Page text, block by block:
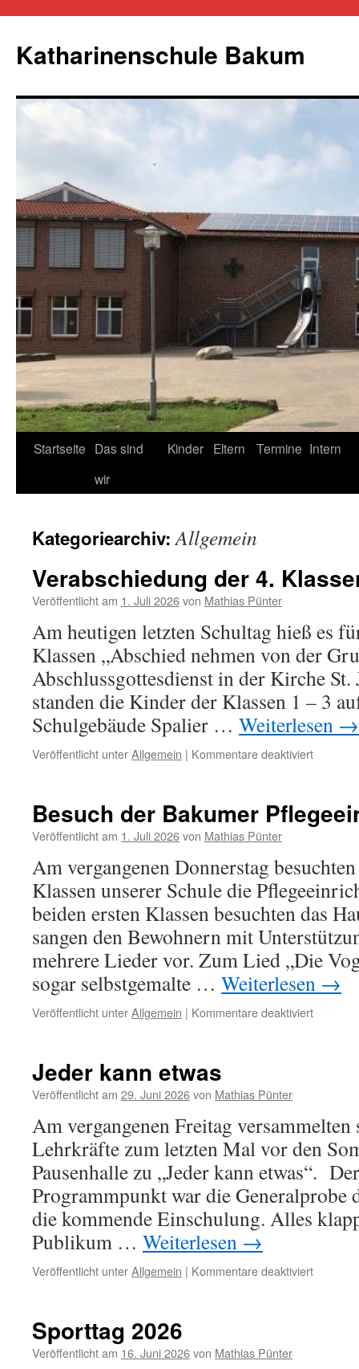
springen
Katharinenschule Bakum
Startseite Das sind
wir
Kinder Eltern Termine Intern
Kategoriearchiv:Allgemein
Verabschiedung der 4.
Veröffentlicht am 1. Juli 2026von Mathias Pünter
Am heutigen letzten Schultag hieß es
Klassen „Abschied nehmen von der
Abschlussgottesdienst in der Kirche St.
standen die Kinder der Klassen 1 – 3
Schulgebäude Spalier … Weiterlesen →
Veröffentlicht unterAllgemein | Kommentare deaktiviertfür
Klassen
Besuch der Bakumer
Veröffentlicht am 1. Juli 2026von Mathias Pünter
Am vergangenen Donnerstag
Klassen unserer Schule die
beiden ersten Klassen besuchten das
sangen den Bewohnern mit
mehrere Lieder vor. Zum Lied „Die
sogar selbstgemalte … Weiterlesen →
Veröffentlicht unterAllgemein | Kommentare deaktiviertfür
Jeder kann etwas
Veröffentlicht am 29. Juni 2026von Mathias Pünter
Am vergangenen Freitag
Lehrkräfte zum letzten Mal vor den
Pausenhalle zu „Jeder kann etwas“.
Programmpunkt war die Generalprobe
die kommende Einschulung. Alles
Publikum … Weiterlesen →
Veröffentlicht unterAllgemein | Kommentare deaktiviertfür
Sporttag 2026
Veröffentlicht am 16. Juni 2026von Mathias Pünter